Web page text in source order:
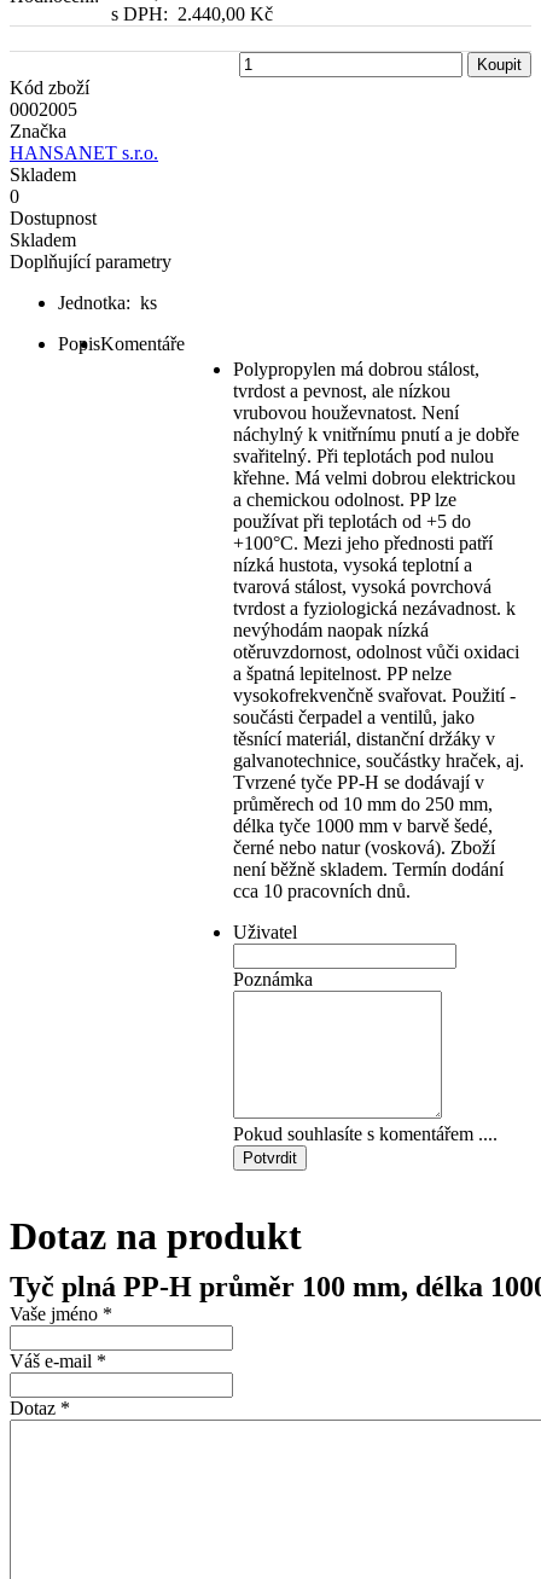
s DPH: 2.440,00 Kč
Koupit
Kód zboží
0002005
Značka
HANSANET s.r.o.
Skladem
0
Dostupnost
Skladem
Doplňující parametry
Jednotka: ks
PopisKomentáře
Polypropylen má dobrou stálost,
tvrdost a pevnost, ale nízkou
vrubovou houževnatost. Není
náchylný k vnitřnímu pnutí a je dobře
svařitelný. Při teplotách pod nulou
křehne. Má velmi dobrou elektrickou
a chemickou odolnost. PP lze
používat při teplotách od +5 do
+100°C. Mezi jeho přednosti patří
nízká hustota, vysoká teplotní a
tvarová stálost, vysoká povrchová
tvrdost a fyziologická nezávadnost. k
nevýhodám naopak nízká
otěruvzdornost, odolnost vůči oxidaci
a špatná lepitelnost. PP nelze
vysokofrekvenčně svařovat. Použití -
součásti čerpadel a ventilů, jako
těsnící materiál, distanční držáky v
galvanotechnice, součástky hraček, aj.
Tvrzené tyče PP-H se dodávají v
průměrech od 10 mm do 250 mm,
délka tyče 1000 mm v barvě šedé,
černé nebo natur (vosková). Zboží
není běžně skladem. Termín dodání
cca 10 pracovních dnů.
Uživatel
Poznámka
Pokud souhlasíte s komentářem ....
Potvrdit
Dotaz na produkt
Tyč plná PP-H průměr 100 mm, délka
Vaše jméno *
Váš e-mail *
Dotaz *